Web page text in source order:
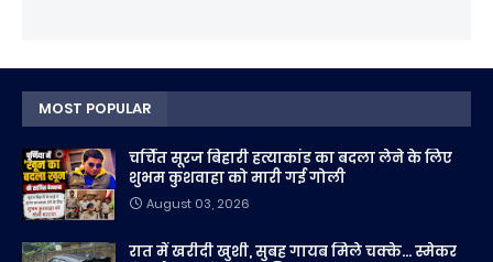
MOST POPULAR
चर्चित सूरज बिहारी हत्याकांड का बदला लेने के लिए
शुभम कुशवाहा को मारी गई गोली
August 03, 2026
रात में खरीदी खुशी, सुबह गायब मिले चक्के... स्मेकर